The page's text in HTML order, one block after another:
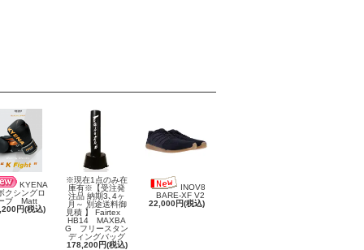
KYENA
シングロ
ブ Matt
円(税込)
※現在1点のみ在
庫有※【受注発
注品 納期3､4ヶ
月～ 別途送料御
見積 】 Fairtex
HB14 MAXBA
G フリースタン
ディングバッグ
178,200円(税込)
INOV8
BARE-XF V2
22,000円(税込)